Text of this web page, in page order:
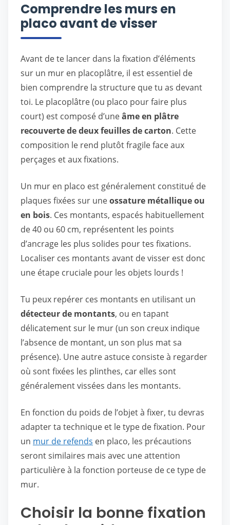
Comprendre les murs en
placo avant de visser
Avant de te lancer dans la fixation d’éléments
sur un mur en placoplâtre, il est essentiel de
bien comprendre la structure que tu as devant
toi. Le placoplâtre (ou placo pour faire plus
court) est composé d’uneâme en plâtre
recouverte de deux feuilles de carton. Cette
composition le rend plutôt fragile face aux
perçages et aux fixations.
Un mur en placo est généralement constitué de
plaques fixées sur uneossature métallique ou
en bois. Ces montants, espacés habituellement
de 40 ou 60 cm, représentent les points
d’ancrage les plus solides pour tes fixations.
Localiser ces montants avant de visser est donc
une étape cruciale pour les objets lourds !
Tu peux repérer ces montants en utilisant un
détecteur de montants, ou en tapant
délicatement sur le mur (un son creux indique
l’absence de montant, un son plus mat sa
présence). Une autre astuce consiste à regarder
où sont fixées les plinthes, car elles sont
généralement vissées dans les montants.
En fonction du poids de l’objet à fixer, tu devras
adapter ta technique et le type de fixation. Pour
un mur de refends en placo, les précautions
seront similaires mais avec une attention
particulière à la fonction porteuse de ce type de
mur.
Choisir la bonne fixation